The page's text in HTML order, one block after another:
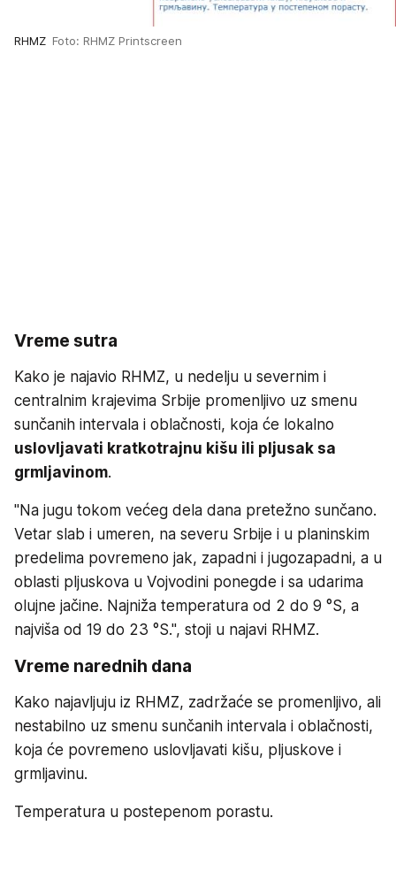
RHMZ Foto: RHMZ Printscreen
Vreme sutra
Kako je najavio RHMZ, u nedelju u severnim i
centralnim krajevima Srbije promenljivo uz smenu
sunčanih intervala i oblačnosti, koja će lokalno
uslovljavati kratkotrajnu kišu ili pljusak sa
grmljavinom.
"Na jugu tokom većeg dela dana pretežno sunčano.
Vetar slab i umeren, na severu Srbije i u planinskim
predelima povremeno jak, zapadni i jugozapadni, a u
oblasti pljuskova u Vojvodini ponegde i sa udarima
olujne jačine. Najniža temperatura od 2 do 9 °S, a
najviša od 19 do 23 °S.", stoji u najavi RHMZ.
Vreme narednih dana
Kako najavljuju iz RHMZ, zadržaće se promenljivo, ali
nestabilno uz smenu sunčanih intervala i oblačnosti,
koja će povremeno uslovljavati kišu, pljuskove i
grmljavinu.
Temperatura u postepenom porastu.